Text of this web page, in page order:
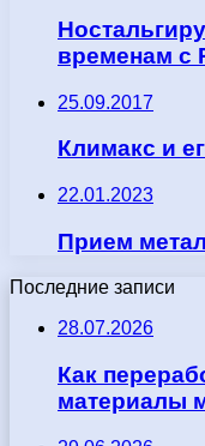
временам с
25.09.2017
Климакс и
22.01.2023
Прием
Последние записи
28.07.2026
Как
материалы